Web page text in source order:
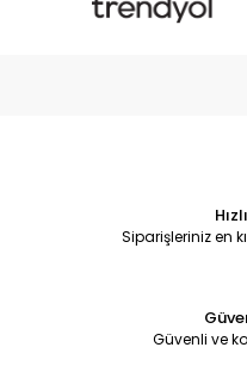
Siparişleriniz en
Güvenli ve